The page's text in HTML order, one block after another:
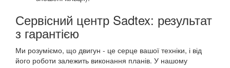
Сервісний центр Sadtex: результат
з гарантією
Ми розуміємо, що двигун - це серце вашої техніки, і від
його роботи залежить виконання планів. У нашому